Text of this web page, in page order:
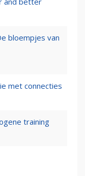
bloempjes van
met connecties
training